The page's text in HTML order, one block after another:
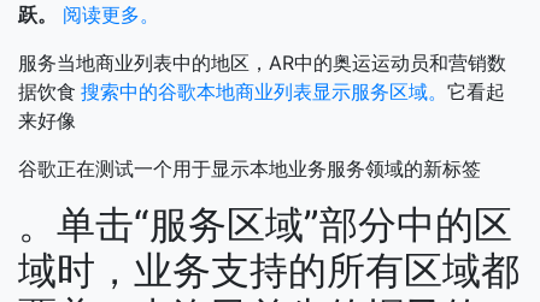
跃。
阅读更多。
服务当地商业列表中的地区，AR中的奥运运动员和营销数
据饮食 搜索中的谷歌本地商业列表显示服务区域。 它看起
来好像
谷歌正在测试一个用于显示本地业务服务领域的新标签
。单击“服务区域”部分中的区
域时，业务支持的所有区域都